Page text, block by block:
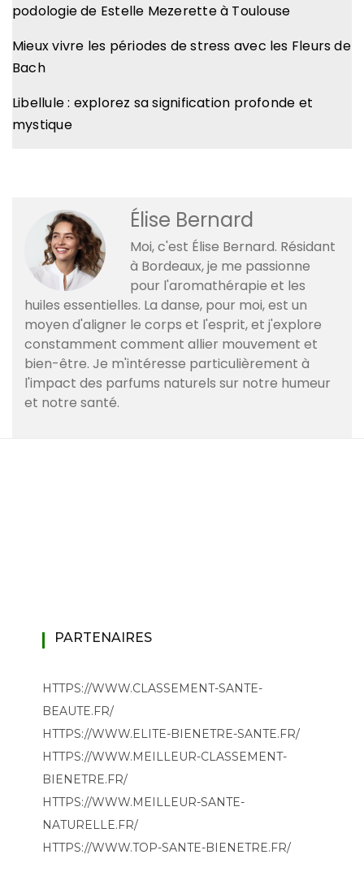
podologie de Estelle Mezerette à Toulouse
Mieux vivre les périodes de stress avec les Fleurs de
Bach
Libellule : explorez sa signification profonde et
mystique
Élise Bernard
Moi, c'est Élise Bernard. Résidant
à Bordeaux, je me passionne
pour l'aromathérapie et les
huiles essentielles. La danse, pour moi, est un
moyen d'aligner le corps et l'esprit, et j'explore
constamment comment allier mouvement et
bien-être. Je m'intéresse particulièrement à
l'impact des parfums naturels sur notre humeur
et notre santé.
PARTENAIRES
HTTPS://WWW.CLASSEMENT-SANTE-
BEAUTE.FR/
HTTPS://WWW.ELITE-BIENETRE-SANTE.FR/
HTTPS://WWW.MEILLEUR-CLASSEMENT-
BIENETRE.FR/
HTTPS://WWW.MEILLEUR-SANTE-
NATURELLE.FR/
HTTPS://WWW.TOP-SANTE-BIENETRE.FR/